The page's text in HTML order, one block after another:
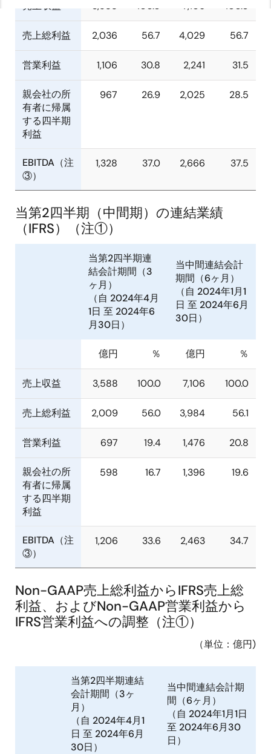
売上収益 3,588 100.0 7,106 100.0
売上総利益 2,036 56.7 4,029 56.7
営業利益 1,106 30.8 2,241 31.5
親会社の所
有者に帰属
する四半期
利益
967 26.9 2,025 28.5
EBITDA（注
③）
1,328 37.0 2,666 37.5
当第2四半期（中間期）の連結業績
（IFRS）（注①）
当第2四半期連
結会計期間（3
ヶ月）
（自 2024年4月
1日 至 2024年6
月30日）
当中間連結会計
期間（6ヶ月）
（自 2024年1月1
日 至 2024年6月
30日）
億円 ％ 億円 ％
売上収益 3,588 100.0 7,106 100.0
売上総利益 2,009 56.0 3,984 56.1
営業利益 697 19.4 1,476 20.8
親会社の所
有者に帰属
する四半期
利益
598 16.7 1,396 19.6
EBITDA（注
③）
1,206 33.6 2,463 34.7
Non-GAAP売上総利益からIFRS売上総
利益、およびNon-GAAP営業利益から
IFRS営業利益への調整（注①）
（単位：億円)
当第2四半期連結
会計期間（3ヶ
月）
（自 2024年4月1
日 至 2024年6月
30日）
当中間連結会計期
間（6ヶ月）
（自 2024年1月1日
至 2024年6月30
日）